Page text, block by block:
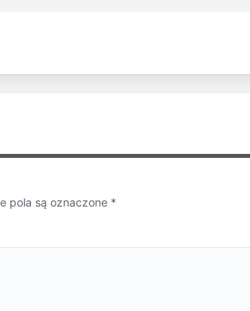
pola są oznaczone *